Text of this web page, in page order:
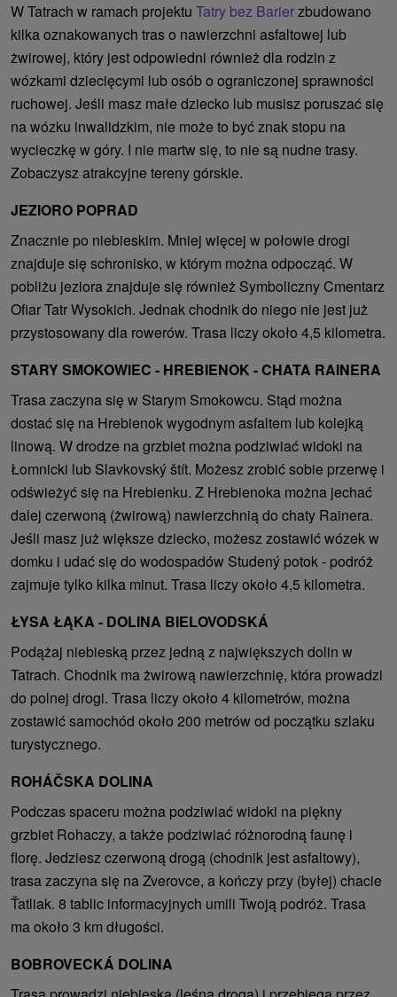
W Tatrach w ramach projektu Tatry bez Barierzbudowano
kilka oznakowanych tras o nawierzchni asfaltowej lub
żwirowej, który jest odpowiedni również dla rodzin z
wózkami dziecięcymi lub osób o ograniczonej sprawności
ruchowej. Jeśli masz małe dziecko lub musisz poruszać się
na wózku inwalidzkim, nie może to być znak stopu na
wycieczkę w góry. I nie martw się, to nie są nudne trasy.
Zobaczysz atrakcyjne tereny górskie.
JEZIORO POPRAD
Znacznie po niebieskim. Mniej więcej w połowie drogi
znajduje się schronisko, w którym można odpocząć. W
pobliżu jeziora znajduje się również Symboliczny Cmentarz
Ofiar Tatr Wysokich. Jednak chodnik do niego nie jest już
przystosowany dla rowerów. Trasa liczy około 4,5 kilometra.
STARY SMOKOWIEC - HREBIENOK - CHATA RAINERA
Trasa zaczyna się w Starym Smokowcu. Stąd można
dostać się na Hrebienok wygodnym asfaltem lub kolejką
linową. W drodze na grzbiet można podziwiać widoki na
Łomnicki lub Slavkovský štít. Możesz zrobić sobie przerwę i
odświeżyć się na Hrebienku. Z Hrebienoka można jechać
dalej czerwoną (żwirową) nawierzchnią do chaty Rainera.
Jeśli masz już większe dziecko, możesz zostawić wózek w
domku i udać się do wodospadów Studený potok - podróż
zajmuje tylko kilka minut. Trasa liczy około 4,5 kilometra.
ŁYSA ŁĄKA - DOLINA BIELOVODSKÁ
Podążaj niebieską przez jedną z największych dolin w
Tatrach. Chodnik ma żwirową nawierzchnię, która prowadzi
do polnej drogi. Trasa liczy około 4 kilometrów, można
zostawić samochód około 200 metrów od początku szlaku
turystycznego.
ROHÁČSKA DOLINA
Podczas spaceru można podziwiać widoki na piękny
grzbiet Rohaczy, a także podziwiać różnorodną faunę i
florę. Jedziesz czerwoną drogą (chodnik jest asfaltowy),
trasa zaczyna się na Zverovce, a kończy przy (byłej) chacie
Ťatliak. 8 tablic informacyjnych umili Twoją podróż. Trasa
ma około 3 km długości.
BOBROVECKÁ DOLINA